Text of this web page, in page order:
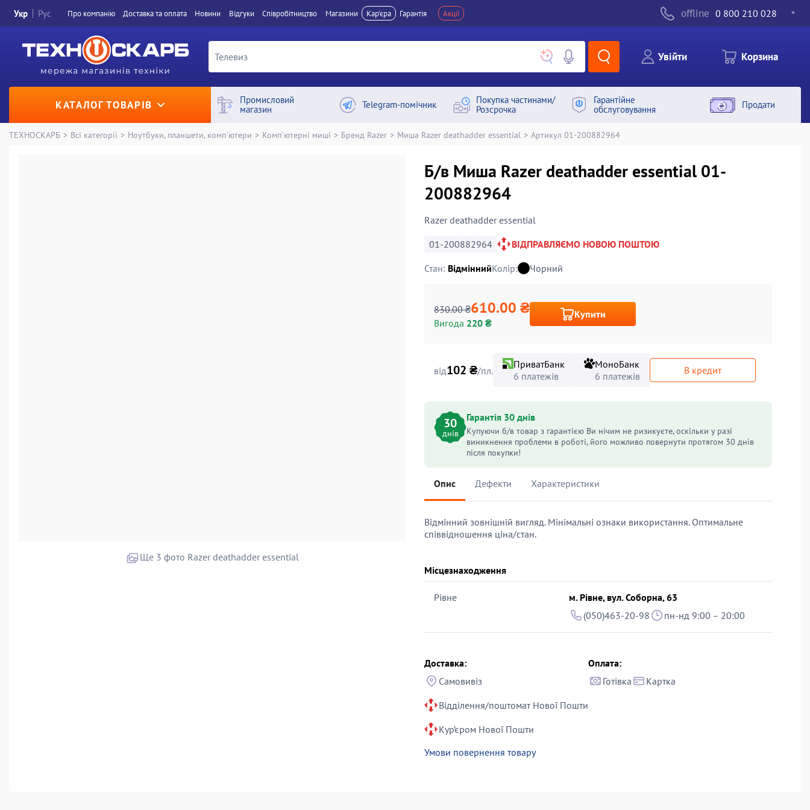
Укр Рус Про компанiю Доставка та оплата Новини Вiдгуки Співробітництво Магазини Кар'єра Гарантія Акції offline 0 800 210 028
Увiйти Корзина
КАТАЛОГ ТОВАРІВ
Промисловий
магазин
Telegram-помічник
Покупка частинами/
Розсрочка
Гарантiйне
обслуговування
Продати
ТЕХНОСКАРБ > Всі категорії > Ноутбуки, планшети, комп`ютери > Комп`ютерні миші > Бренд Razer > Миша Razer deathadder essential > Артикул 01-200882964
Ще 3 фото Razer deathadder essential
Б/в Миша Razer deathadder essential 01-
200882964
Razer deathadder essential
01-200882964
ВІДПРАВЛЯЄМО НОВОЮ ПОШТОЮ
Стан: ВідміннийКолір: Чорний
830.00 ₴610.00 ₴
Вигода 220 ₴
Купити
від102 ₴/пл.
ПриватБанк
6 платежів
МоноБанк
6 платежів
В кредит
30
днів
Гарантія 30 днів
Купуючи б/в товар з гарантією Ви нічим не ризикуєте, оскільки у разі
виникнення проблеми в роботі, його можливо повернути протягом 30 днів
після покупки!
Опис Дефекти Характеристики
Відмінний зовнішній вигляд. Мінімальні ознаки використання. Оптимальне
співвідношення ціна/стан.
Місцезнаходження
Рівне
м. Рівне, вул. Соборна, 63
(050)463-20-98
пн-нд 9:00 – 20:00
Доставка:
Самовивіз
Відділення/поштомат Нової Пошти
Кур’єром Нової Пошти
Оплата:
Готівка
Картка
Умови повернення товару